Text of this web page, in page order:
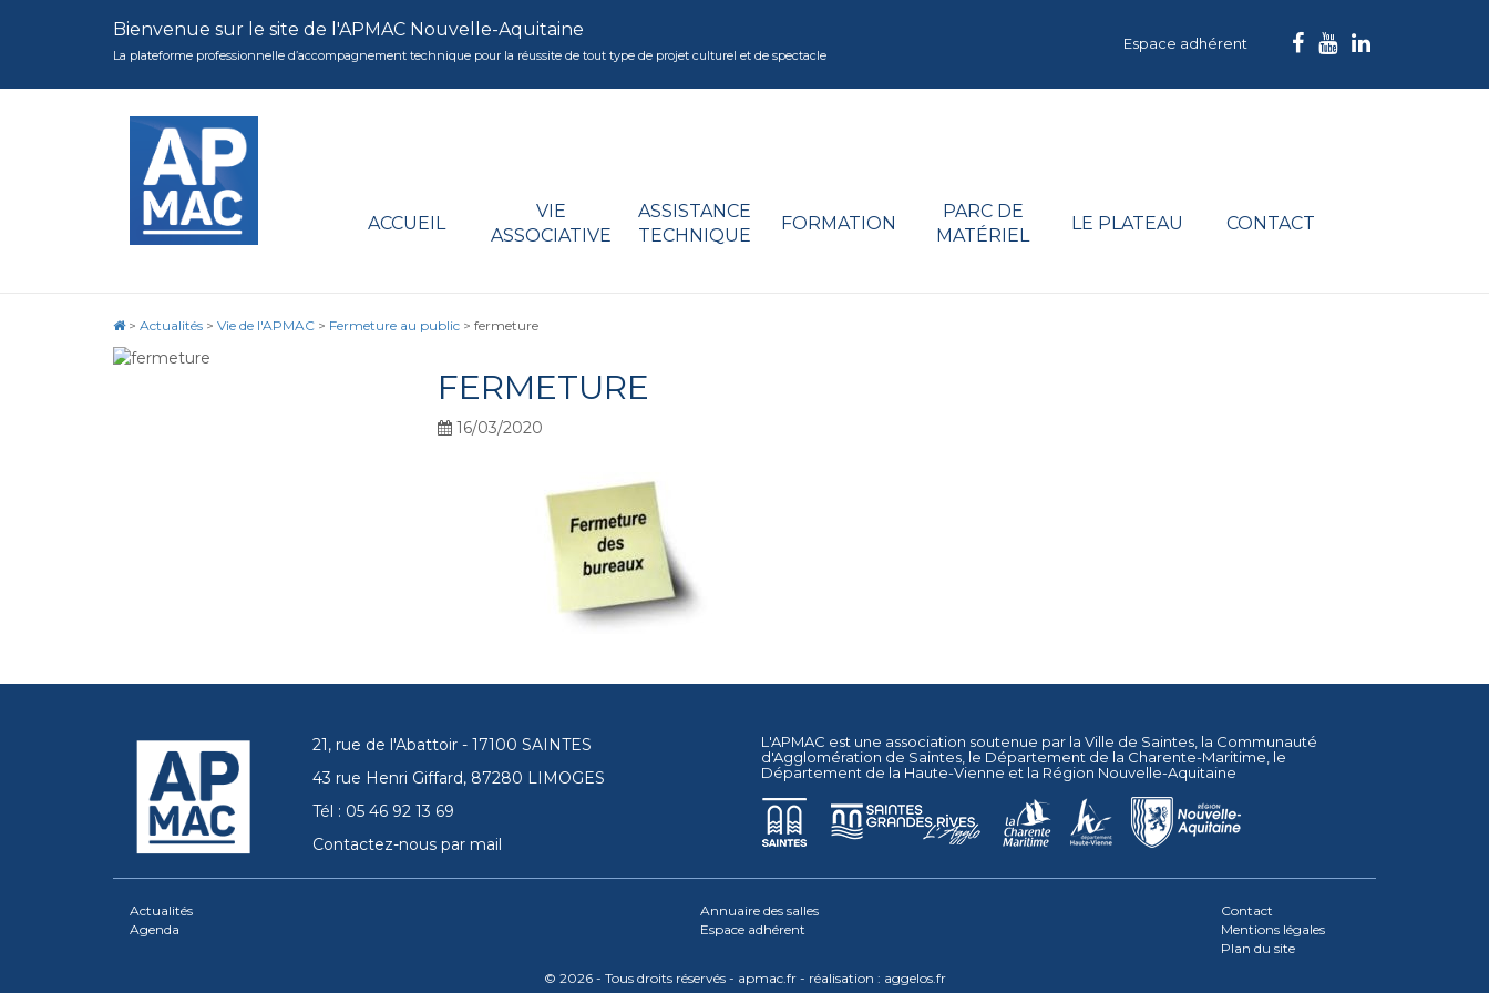
Bienvenue sur le site de l'APMAC Nouvelle-Aquitaine
La plateforme professionnelle d’accompagnement technique pour la réussite de tout type de projet culturel et de spectacle
Espace adhérent
ACCUEIL
VIE
ASSOCIATIVE
ASSISTANCE
TECHNIQUE
FORMATION
PARC DE
MATÉRIEL
LE PLATEAU CONTACT
> Actualités > Vie de l'APMAC > Fermeture au public > fermeture
FERMETURE
16/03/2020
21, rue de l'Abattoir - 17100 SAINTES
43 rue Henri Giffard, 87280 LIMOGES
Tél : 05 46 92 13 69
Contactez-nous par mail
L'APMAC est une association soutenue par la Ville de Saintes , la Communauté
d'Agglomération de Saintes , le Département de la Charente-Maritime , le
Département de la Haute-Vienne et la Région Nouvelle-Aquitaine
Actualités
Agenda
Annuaire des salles
Espace adhérent
Contact
Mentions légales
Plan du site
© 2026 - Tous droits réservés - apmac.fr - réalisation : aggelos.fr